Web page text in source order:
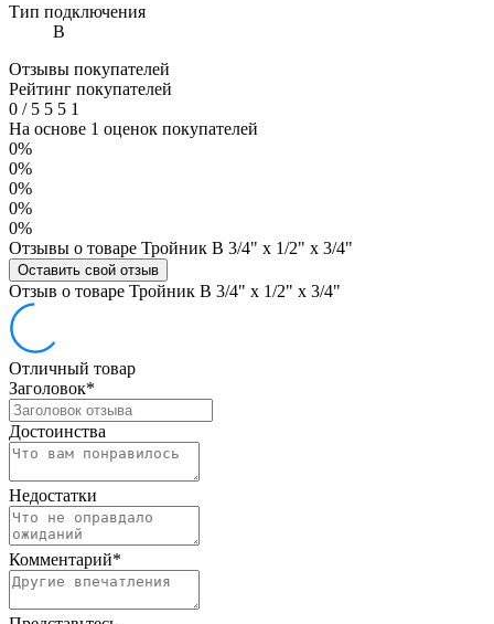
Тип подключения
В
Отзывы покупателей
Рейтинг покупателей
0 /5 5 5 1
На основе 1 оценок покупателей
0%
0%
0%
0%
0%
Отзывы о товаре Тройник В 3/4" х 1/2" х 3/4"
Оставить свой отзыв
Отзыв о товаре Тройник В 3/4" х 1/2" х 3/4"
Отличный товар
Заголовок*
Достоинства
Недостатки
Комментарий*